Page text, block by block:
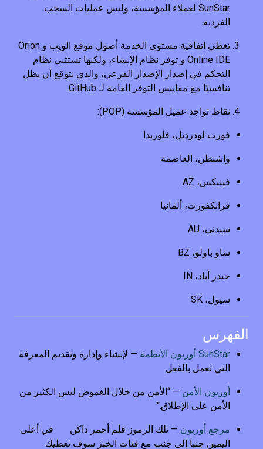
SunStar لعملاء المؤسسة، وليس عمليات السحب
الفردية.
تغطي اتفاقية مستوى الخدمة أصول موقع الويب و Orion
Online IDE و توفر نظام الإنشاء، ولكنها تستثني نظام
التحكم في إصدار الإصدار الفرعي، والذي نتوقع أن يظل
تنافسيًا مع مقاييس التوفر العامة لـ GitHub.
نقاط تواجد عميل المؤسسة (POP):
فورت لودرديل، فلوريدا
واشنطن، العاصمة
فينيكس، AZ
فرانكفورت، ألمانيا
سيدني، AU
ساو باولو، BZ
حيدر أباد، IN
سيول، SK
الفهرس
SunStar أوريون الأنظمة
— لإنشاء وإدارة وتقديم المعرفة
التي تعمل بالفعل
أوريون الأمن — “الأمن من خلال الغموض ليس الكثير من
الأمن على الإطلاق.”
مرجع أوريون — تلك الرموز قلم أحمر داكن
في أعلى
اليمين جنبا إلى جنب مع فتات الخبز سوف تعطيك